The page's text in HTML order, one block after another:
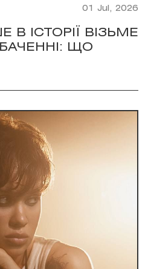
01 Jul, 2026
В ІСТОРІЇ ВІЗЬМЕ
ЩО